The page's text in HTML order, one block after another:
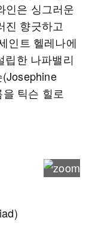
인은 싱그러운
진 향긋하고
인트 헬레나에
립한 나파밸리
틱슨 힐로